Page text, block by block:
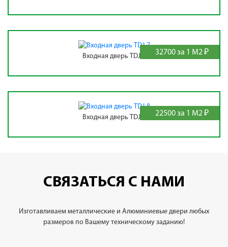
32700 за 1 М2 ₽
Входная дверь TDJ-7
22500 за 1 М2 ₽
Входная дверь TDJ-8
СВЯЗАТЬСЯ С НАМИ
Изготавливаем металлические и Алюминиевые двери любых
размеров по Вашему техническому заданию!